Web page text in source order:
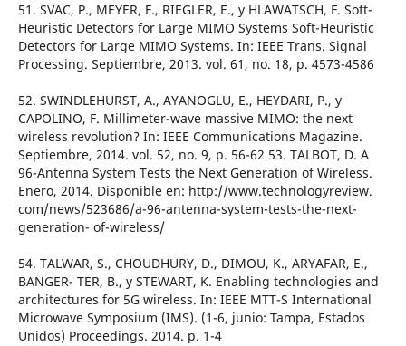
51. SVAC, P., MEYER, F., RIEGLER, E., y HLAWATSCH, F. Soft-
Heuristic Detectors for Large MIMO Systems Soft-Heuristic
Detectors for Large MIMO Systems. In: IEEE Trans. Signal
Processing. Septiembre, 2013. vol. 61, no. 18, p. 4573-4586
52. SWINDLEHURST, A., AYANOGLU, E., HEYDARI, P., y
CAPOLINO, F. Millimeter-wave massive MIMO: the next
wireless revolution? In: IEEE Communications Magazine.
Septiembre, 2014. vol. 52, no. 9, p. 56-62 53. TALBOT, D. A
96-Antenna System Tests the Next Generation of Wireless.
Enero, 2014. Disponible en: http://www.technologyreview.
com/news/523686/a-96-antenna-system-tests-the-next-
generation- of-wireless/
54. TALWAR, S., CHOUDHURY, D., DIMOU, K., ARYAFAR, E.,
BANGER- TER, B., y STEWART, K. Enabling technologies and
architectures for 5G wireless. In: IEEE MTT-S International
Microwave Symposium (IMS). (1-6, junio: Tampa, Estados
Unidos) Proceedings. 2014. p. 1-4